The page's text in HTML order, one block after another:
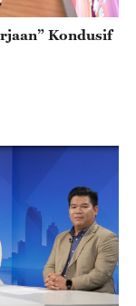
Kondusif